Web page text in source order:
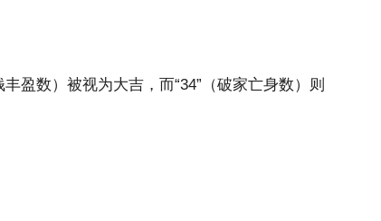
盈数）被视为大吉，而“34”（破家亡身数）则